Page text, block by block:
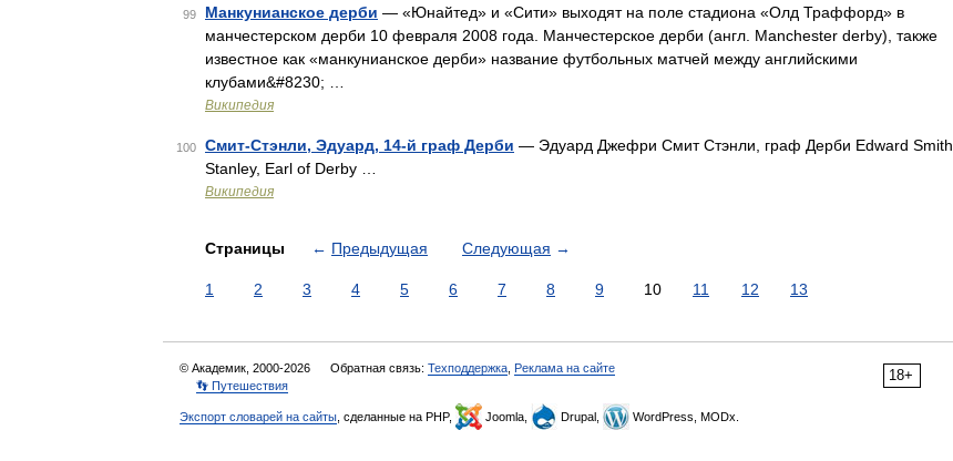
99 Манкунианское дерби — «Юнайтед» и «Сити» выходят на поле стадиона «Олд Траффорд» в
манчестерском дерби 10 февраля 2008 года. Манчестерское дерби (англ. Manchester derby), также
известное как «манкунианское дерби» название футбольных матчей между английскими
клубами&#8230; …
Википедия
100 Смит-Стэнли, Эдуард, 14-й граф Дерби — Эдуард Джефри Смит Стэнли, граф Дерби Edward Smith
Stanley, Earl of Derby …
Википедия
Страницы ← Предыдущая Следующая →
1 2 3 4 5 6 7 8 9 10 11 12 13
18+
© Академик, 2000-2026 Обратная связь: Техподдержка Реклама на сайте
👣 Путешествия
Экспорт словарей на сайты , сделанные на PHP, Joomla, Drupal, WordPress, MODx.